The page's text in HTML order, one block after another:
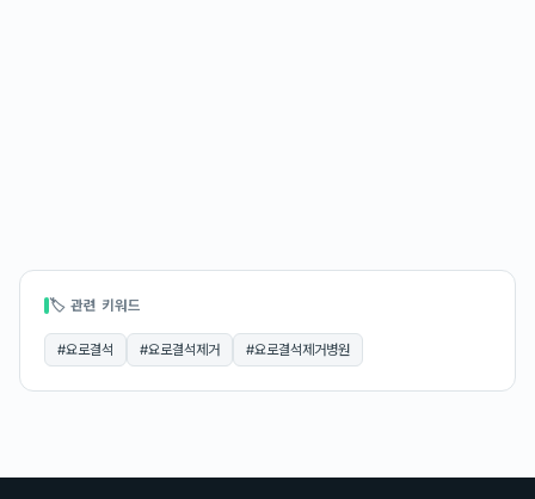
🏷 관련 키워드
#요로결석 #요로결석제거 #요로결석제거병원